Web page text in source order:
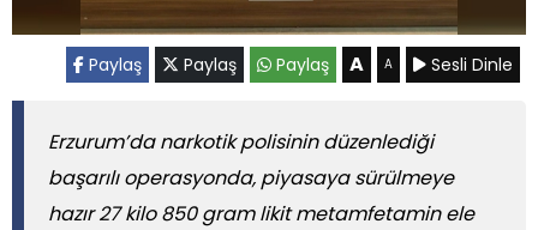
Paylaş Paylaş Paylaş A A Sesli Dinle
Erzurum’da narkotik polisinin düzenlediği
başarılı operasyonda, piyasaya sürülmeye
hazır 27 kilo 850 gram likit metamfetamin ele